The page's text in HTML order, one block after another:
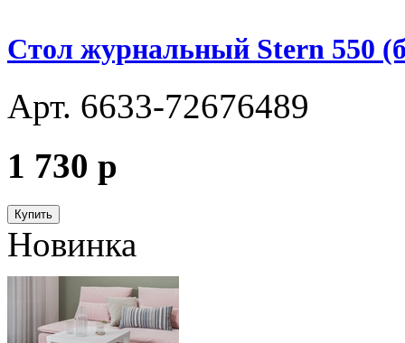
Стол журнальный Stern 550
Арт. 6633-72676489
1 730 p
Купить
Новинка